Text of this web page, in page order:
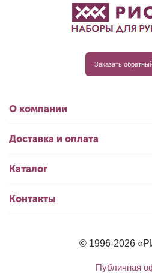
Заказать
О компании
Доставка и оплата
Каталог
Контакты
© 1996-2026
Публичная